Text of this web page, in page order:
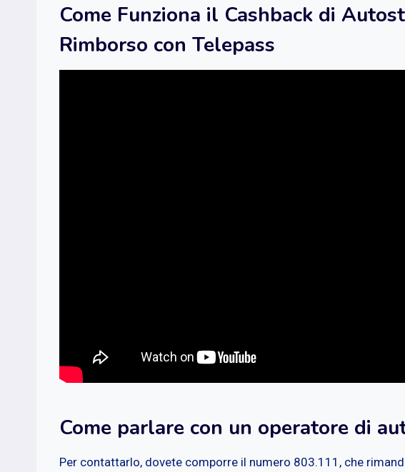
Come Funziona il Cashback di
Rimborso con Telepass
Come parlare con un operatore di
Per contattarlo, dovete comporre il numero 803.111, che